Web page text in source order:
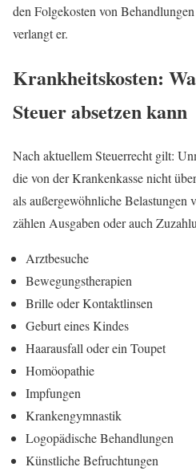
den Folgekosten von
verlangt er.
Krankheitskosten:
Steuer absetzen kann
Nach aktuellem Steuerrecht gilt:
die von der Krankenkasse nicht
als außergewöhnliche Belastungen
zählen Ausgaben oder auch
Arztbesuche
Bewegungstherapien
Brille oder Kontaktlinsen
Geburt eines Kindes
Haarausfall oder ein Toupet
Homöopathie
Impfungen
Krankengymnastik
Logopädische Behandlungen
Künstliche Befruchtungen